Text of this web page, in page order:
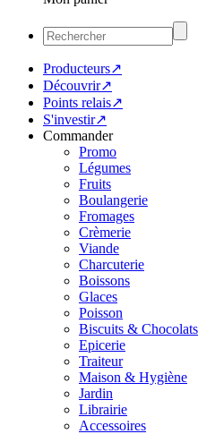
Producteurs↗
Découvrir↗
Points relais↗
S'investir↗
Commander
Promo
Légumes
Fruits
Boulangerie
Fromages
Crèmerie
Viande
Charcuterie
Boissons
Glaces
Poisson
Biscuits & Chocolats
Epicerie
Traiteur
Maison & Hygiène
Jardin
Librairie
Accessoires